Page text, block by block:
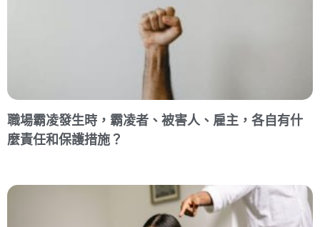
職場霸凌發生時，霸凌者、被害人、雇主，各自有什
麼責任和保護措施？